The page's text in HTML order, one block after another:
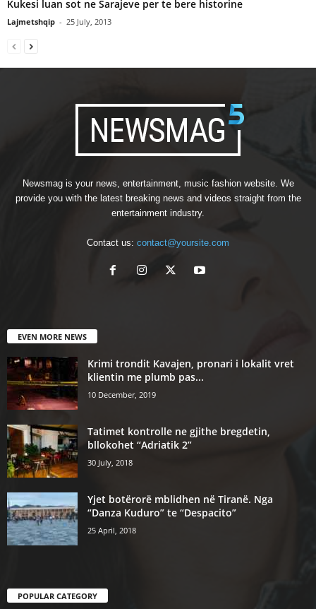
Kukesi luan sot ne Sarajeve per te bere historine
Lajmetshqip - 25 July, 2013
Newsmag is your news, entertainment, music fashion website. We
provide you with the latest breaking news and videos straight from the
entertainment industry.
Contact us: contact@yoursite.com
EVEN MORE NEWS
Krimi trondit Kavajen, pronari i lokalit vret
klientin me plumb pas...
10 December, 2019
Tatimet kontrolle ne gjithe bregdetin,
bllokohet “Adriatik 2”
30 July, 2018
Yjet botërorë mblidhen në Tiranë. Nga
“Danza Kuduro” te “Despacito”
25 April, 2018
POPULAR CATEGORY